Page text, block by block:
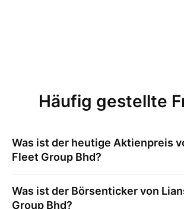
Häufig gestellte
Was ist der heutige Aktienpreis
Fleet Group Bhd?
Was ist der Börsenticker von
Group Bhd?